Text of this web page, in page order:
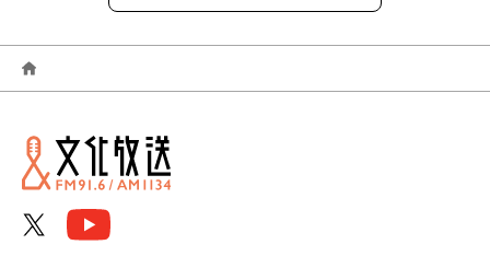
2025年09月
2025年08月
2025年07月